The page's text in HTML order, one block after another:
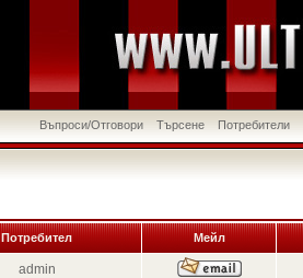
Въпроси/Отговори Търсене Потребители
Потребител Мейл
admin